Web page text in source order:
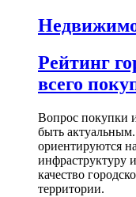
Рейтинг
всего
Вопрос покупки
быть
ориентируются
инфраструктуру
качество
территории.